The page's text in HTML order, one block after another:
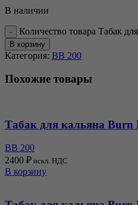
В наличии
Количество товара Табак
В корзину
Категория: BB 200
Похожие товары
Табак для кальяна Burn
BB 200
2400 ₽ искл. НДС
В корзину